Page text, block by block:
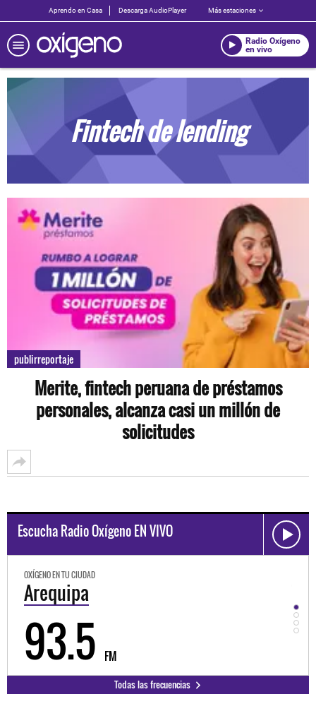
Aprendo en Casa Descarga AudioPlayer Más estaciones
Radio Oxígeno
en vivo
Fintech de lending
publirreportaje
Merite, fintech peruana de préstamos
personales, alcanza casi un millón de
solicitudes
Escucha Radio Oxígeno EN VIVO
98.3
Todas las frecuencias